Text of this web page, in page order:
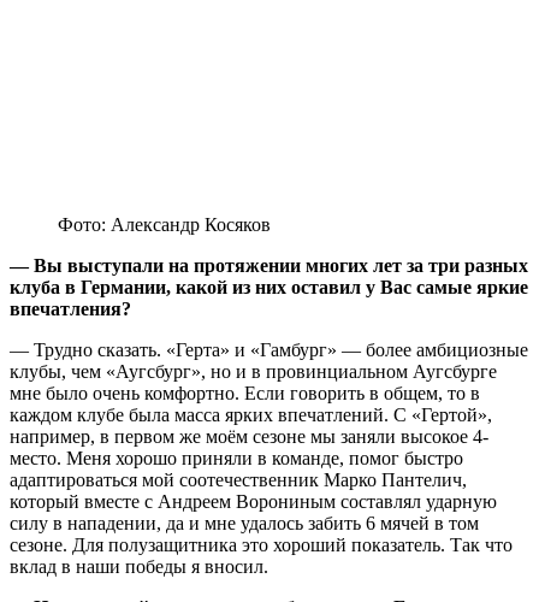
Фото: Александр Косяков
— Вы выступали на протяжении многих лет за три разных
клуба в Германии, какой из них оставил у Вас самые яркие
впечатления?
— Трудно сказать. «Герта» и «Гамбург» — более амбициозные
клубы, чем «Аугсбург», но и в провинциальном Аугсбурге
мне было очень комфортно. Если говорить в общем, то в
каждом клубе была масса ярких впечатлений. С «Гертой»,
например, в первом же моём сезоне мы заняли высокое 4-
место. Меня хорошо приняли в команде, помог быстро
адаптироваться мой соотечественник Марко Пантелич,
который вместе с Андреем Ворониным составлял ударную
силу в нападении, да и мне удалось забить 6 мячей в том
сезоне. Для полузащитника это хороший показатель. Так что
вклад в наши победы я вносил.